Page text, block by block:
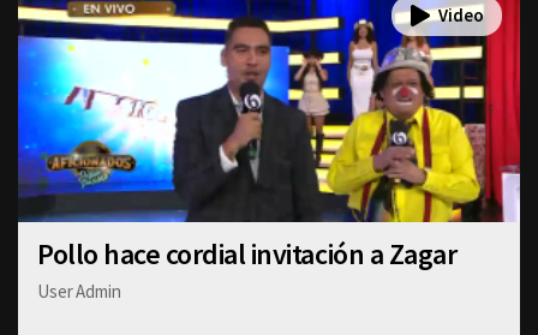
Pollo hace cordial invitación a Zagar
User Admin